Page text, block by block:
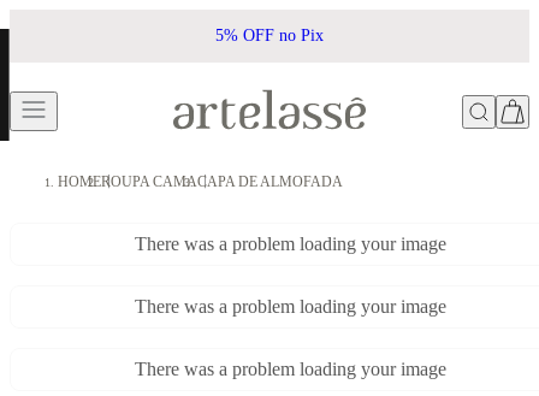
5% OFF no Pix
HOMEROUPA CAMACAPA DE ALMOFADA
There was a problem loading your image
There was a problem loading your image
There was a problem loading your image